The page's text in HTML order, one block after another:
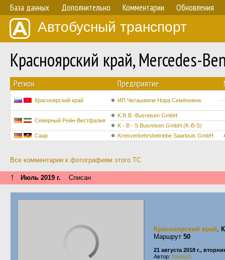
База данных Дополнительно Комментарии Обновления
Автобусный транспорт
Красноярский край, Mercedes-
Регион Предприятие
Красноярский край ИП Читашвили Нора Семёновна
Северный Рейн-Вестфалия
K.R.B.-Busreisen GmbH
K - B - S Busreisen GmbH (K-B-S)
Саар
Kreisverkehrsbetriebe Saarlouis GmbH
Все комментарии к фотографиям этого ТС
↑ Июль 2019 г. Списан
Красноярский край,
Маршрут 50
21 августа 2018 г.,
Автор: Nikita15